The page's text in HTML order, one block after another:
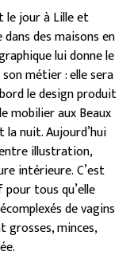
le jour à Lille et
dans des maisons en
lui donne le
métier : elle sera
le design produit
mobilier aux Beaux
nuit. Aujourd’hui
illustration,
intérieure. C’est
tous qu’elle
de vagins
grosses, minces,